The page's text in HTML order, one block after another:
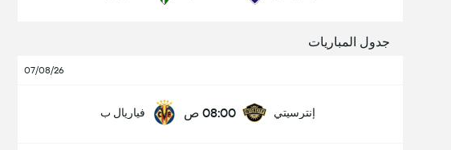
جدول المباريات
07/08/26
إنترسيتي 08:00 ص فياريال ب